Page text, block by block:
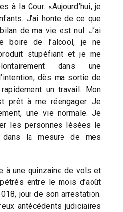
à la Cour. «Aujourd’hui, je
J’ai honte de ce que
de ma vie est nul. J’ai
boire de l’alcool, je ne
stupéfiant et je me
dans une
dès ma sortie de
un travail. Mon
prêt à me réengager. Je
une vie normale. Je
les personnes lésées le
la mesure de mes
à une quinzaine de vols et
entre le mois d’août
jour de son arrestation.
antécédents judiciaires